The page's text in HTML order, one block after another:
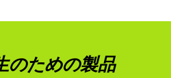
のための製品